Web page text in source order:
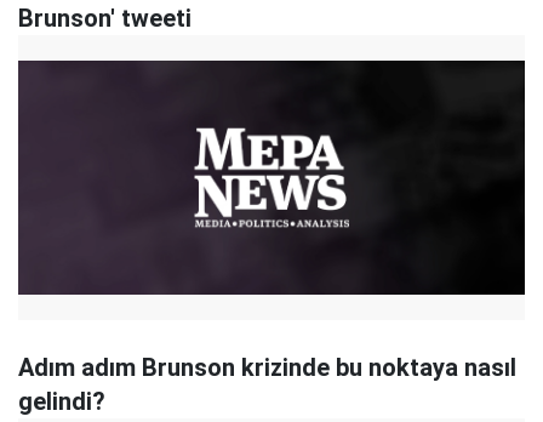
Brunson' tweeti
Adım adım Brunson krizinde bu noktaya nasıl
gelindi?